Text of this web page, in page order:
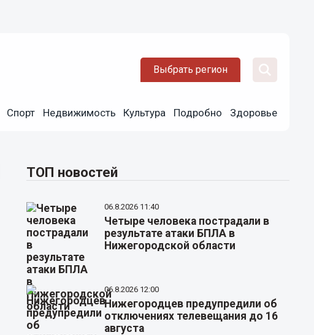
Выбрать регион
Спорт Недвижимость Культура Подробно Здоровье
ТОП новостей
06.8.2026 11:40
Четыре человека пострадали в
результате атаки БПЛА в
Нижегородской области
06.8.2026 12:00
Нижегородцев предупредили об
отключениях телевещания до 16
августа